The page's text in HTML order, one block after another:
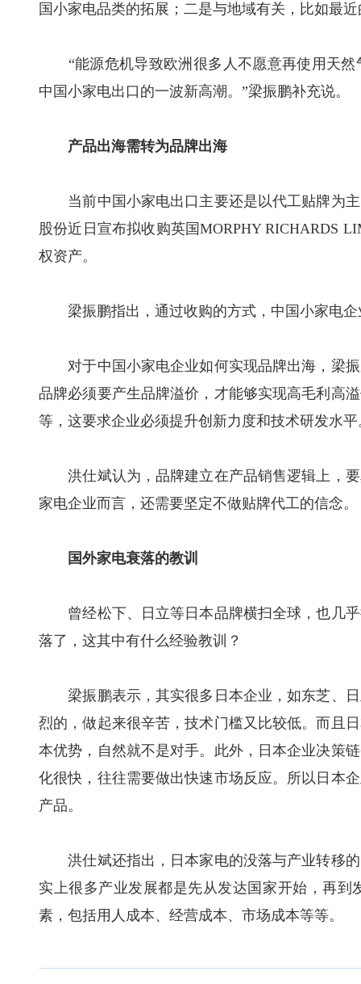
国小家电品类的拓展；二是与地域有关，比如最
“能源危机导致欧洲很多人不愿意再使用天然
中国小家电出口的一波新高潮。”梁振鹏补充说。
产品出海需转为品牌出海
当前中国小家电出口主要还是以代工贴牌为主
股份近日宣布拟收购英国MORPHY RICHARDS
权资产。
梁振鹏指出，通过收购的方式，中国小家电企
对于中国小家电企业如何实现品牌出海，梁振
品牌必须要产生品牌溢价，才能够实现高毛利高
等，这要求企业必须提升创新力度和技术研发水平
洪仕斌认为，品牌建立在产品销售逻辑上，要
家电企业而言，还需要坚定不做贴牌代工的信念。
国外家电衰落的教训
曾经松下、日立等日本品牌横扫全球，也几乎
落了，这其中有什么经验教训？
梁振鹏表示，其实很多日本企业，如东芝、日
烈的，做起来很辛苦，技术门槛又比较低。而且
本优势，自然就不是对手。此外，日本企业决策
化很快，往往需要做出快速市场反应。所以日本
产品。
洪仕斌还指出，日本家电的没落与产业转移的
实上很多产业发展都是先从发达国家开始，再
素，包括用人成本、经营成本、市场成本等等。